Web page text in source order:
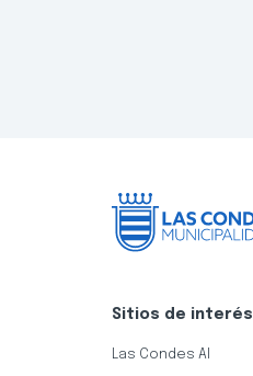
Sitios de interés
Las Condes AI